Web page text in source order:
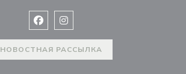
Facebook ((открывается в новом
Instagram ((открывается в
НОВОСТНАЯ РАССЫЛКА